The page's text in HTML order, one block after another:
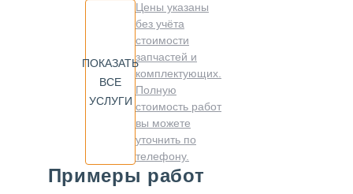
ПОКАЗАТЬ
ВСЕ
УСЛУГИ
Цены указаны
без учёта
стоимости
запчастей и
комплектующих.
Полную
стоимость работ
вы можете
уточнить по
телефону.
Примеры работ